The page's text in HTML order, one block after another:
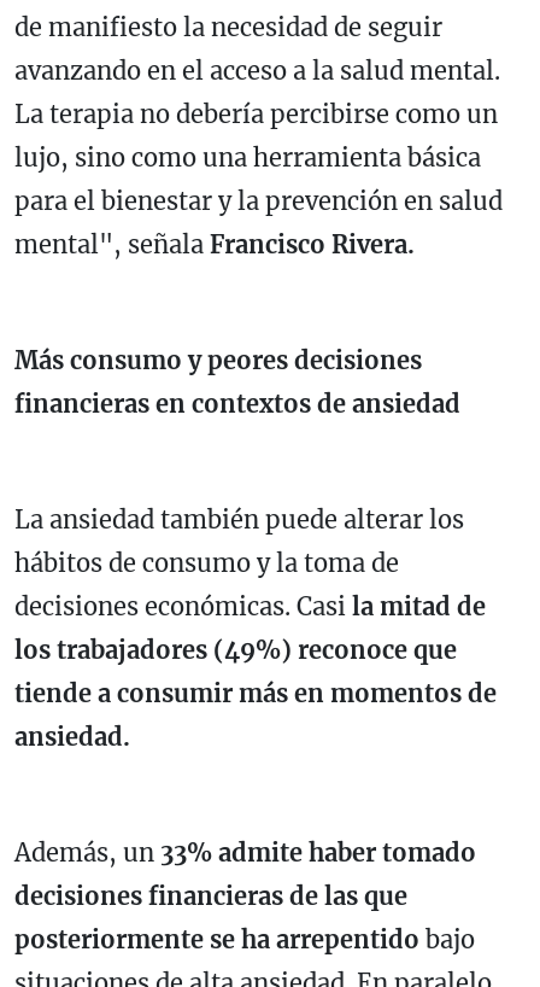
de manifiesto la necesidad de seguir
avanzando en el acceso a la salud mental.
La terapia no debería percibirse como un
lujo, sino como una herramienta básica
para el bienestar y la prevención en salud
mental", señala Francisco Rivera.
Más consumo y peores decisiones
financieras en contextos de ansiedad
La ansiedad también puede alterar los
hábitos de consumo y la toma de
decisiones económicas. Casi la mitad de
los trabajadores (49%) reconoce que
tiende a consumir más en momentos de
ansiedad.
Además, un 33% admite haber tomado
decisiones financieras de las que
posteriormente se ha arrepentido bajo